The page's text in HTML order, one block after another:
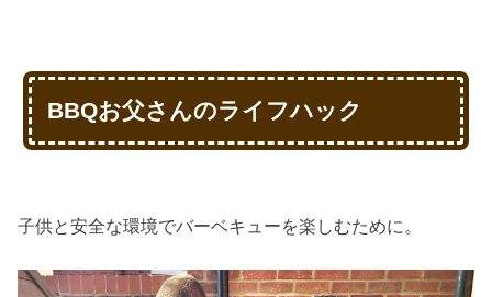
BBQお父さんのライフハック
子供と安全な環境でバーベキューを楽しむために。